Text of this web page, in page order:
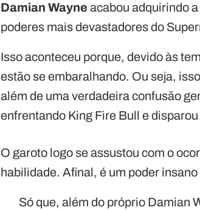
Damian Wayne acabou adquirindo
poderes mais devastadores do
Isso aconteceu porque, devido às
estão se embaralhando. Ou seja,
além de uma verdadeira confusão
enfrentando King Fire Bull e
O garoto logo se assustou com o
habilidade. Afinal, é um poder
Só que, além do próprio Damian